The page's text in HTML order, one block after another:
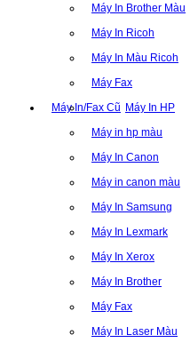
Máy In Brother Màu
Máy In Ricoh
Máy In Màu Ricoh
Máy Fax
Máy In/Fax Cũ Máy In HP
Máy in hp màu
Máy In Canon
Máy in canon màu
Máy In Samsung
Máy In Lexmark
Máy In Xerox
Máy In Brother
Máy Fax
Máy In Laser Màu